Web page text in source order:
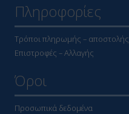
Πληροφορίες
Τρόποι πληρωμής – αποστολής
Επιστροφές – Αλλαγής
Όροι
Προσωπικά δεδομένα